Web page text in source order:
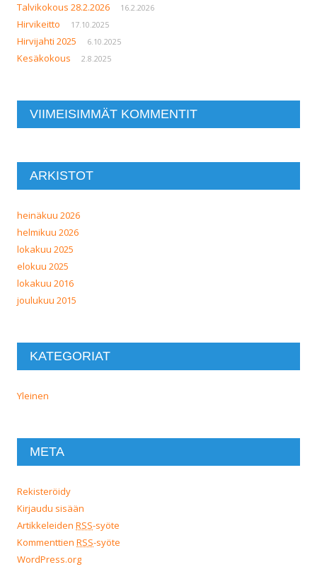
Talvikokous 28.2.2026 16.2.2026
Hirvikeitto 17.10.2025
Hirvijahti 2025 6.10.2025
Kesäkokous 2.8.2025
VIIMEISIMMÄT KOMMENTIT
ARKISTOT
heinäkuu 2026
helmikuu 2026
lokakuu 2025
elokuu 2025
lokakuu 2016
joulukuu 2015
KATEGORIAT
Yleinen
META
Rekisteröidy
Kirjaudu sisään
Artikkeleiden RSS-syöte
Kommenttien RSS-syöte
WordPress.org